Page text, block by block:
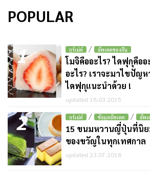
POPULAR
1 กูร์เม่ต์ / อัพเดตของกิน
โมจิคืออะไร? ไดฟุกุคืออ
อะไร? เราจะมาไขปัญ
ไดฟุกุแนะนำด้วย !
updated 18.03.2015
2 กูร์เม่ต์ / ข้อมูลอัพเดต / อัพเ
15 ขนมหวานญี่ปุ่นที่นิย
ของขวัญในทุกเทศกาล
updated 23.07.2018